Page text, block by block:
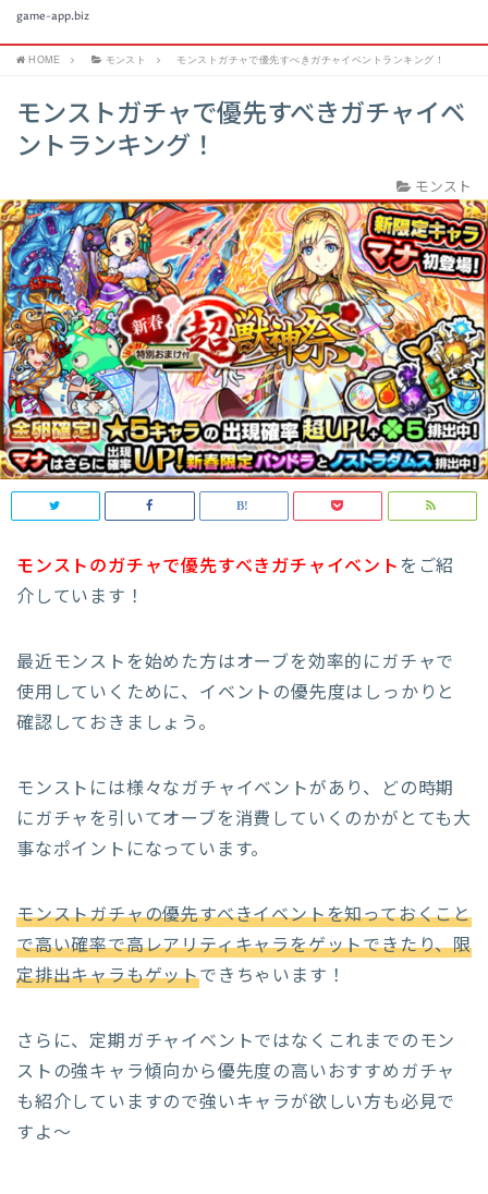
game-app.biz
HOME モンスト モンストガチャで優先すべきガチャイベントランキング！
モンストガチャで優先すべきガチャイベ
ントランキング！
モンスト
モンストのガチャで優先すべきガチャイベント をご紹
介しています！
最近モンストを始めた方はオーブを効率的にガチャで
使用していくために、イベントの優先度はしっかりと
確認しておきましょう。
モンストには様々なガチャイベントがあり、どの時期
にガチャを引いてオーブを消費していくのかがとても大
事なポイントになっています。
モンストガチャの優先すべきイベントを知っておくこと
で高い確率で高レアリティキャラをゲットできたり、限
定排出キャラもゲットできちゃいます！
さらに、定期ガチャイベントではなくこれまでのモン
ストの強キャラ傾向から優先度の高いおすすめガチャ
も紹介していますので強いキャラが欲しい方も必見で
すよ～